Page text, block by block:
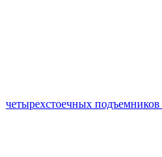
четырехстоечных подъемников